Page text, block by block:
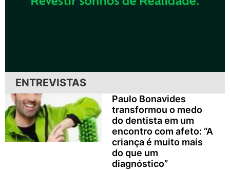
ENTREVISTAS
Paulo Bonavides
transformou o medo
do dentista em um
encontro com afeto: “A
criança é muito mais
do que um
diagnóstico”